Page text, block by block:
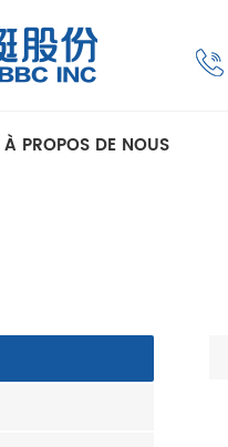
À PROPOS DE NOUS